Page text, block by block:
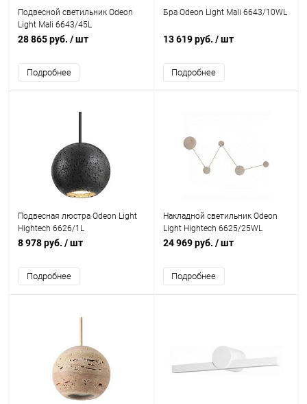
Подвесной светильник Odeon
Light Mali 6643/45L
28 865 руб. / шт
Подробнее
Бра Odeon Light Mali 6643/10WL
13 619 руб. / шт
Подробнее
Подвесная люстра Odeon Light
Hightech 6626/1L
8 978 руб. / шт
Подробнее
Накладной светильник Odeon
Light Hightech 6625/25WL
24 969 руб. / шт
Подробнее